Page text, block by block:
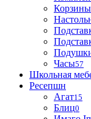
Часы57
Школьная
Ресепшн
Агат15
Блиц0